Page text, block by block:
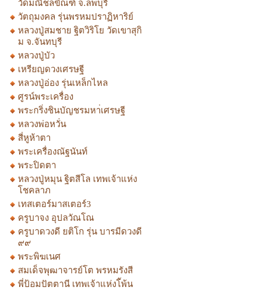
วัดมณีชลขัณฑ์ จ.ลพบุรี
วัตถุมงคล รุ่นพรหมปราฏิหาริย์
หลวงปู่สมชาย ฐิตวิริโย วัดเขาสุกิ
ม จ.จันทบุรี
หลวงปู่บัว
เหรียญดวงเศรษฐี
หลวงปู่อ่อง รุ่นเหล็กไหล
ศูรน์พระเครื่อง
พระกริ่งชินบัญชรมหา่เศรษฐี
หลวงพ่อหวั่น
สี่หูห้าตา
พระเครื่องณัฐนันท์
พระปิดตา
หลวงปู่หมุน ฐิตสีโล เทพเจ้าแห่ง
โชคลาภ
เทสเตอร์มาสเตอร์3
ครูบาจง อุปลวัณโณ
ครูบาดวงดี ยติโก รุ่น บารมีดวงดี
๙๙
พระพิฆเนศ
สมเด็จพุฒาจารย์โต พรหมรังสี
พี่ป้อมปัตตานี เทพเจ้าแห่งโ้พ้น